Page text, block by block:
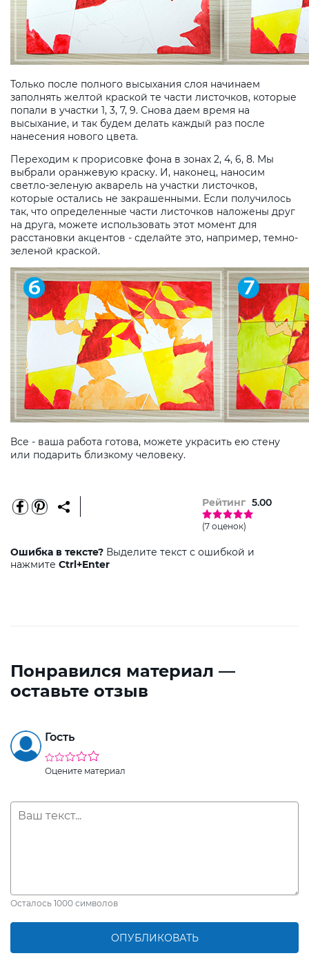
Только после полного высыхания слоя начинаем
заполнять желтой краской те части листочков, которые
попали в участки 1, 3, 7, 9. Снова даем время на
высыхание, и так будем делать каждый раз после
нанесения нового цвета.
Переходим к прорисовке фона в зонах 2, 4, 6, 8. Мы
выбрали оранжевую краску. И, наконец, наносим
светло-зеленую акварель на участки листочков,
которые остались не закрашенными. Если получилось
так, что определенные части листочков наложены друг
на друга, можете использовать этот момент для
расстановки акцентов - сделайте это, например, темно-
зеленой краской.
Все - ваша работа готова, можете украсить ею стену
или подарить близкому человеку.
Рейтинг 5.00
(7 оценок)
Ошибка в тексте? Выделите текст с ошибкой и
нажмите Ctrl+Enter
Понравился материал —
оставьте отзыв
Гость
Оцените материал
Осталось 1000 символов
ОПУБЛИКОВАТЬ